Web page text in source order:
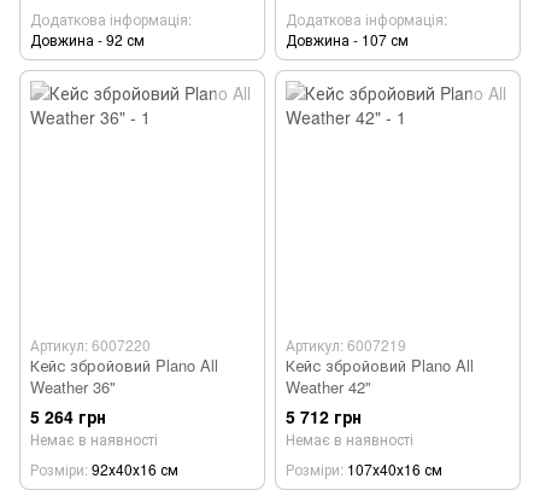
Додаткова інформація
Довжина - 92 см
Додаткова інформація
Довжина - 107 см
Артикул: 6007220
Кейс збройовий Plano All
Weather 36"
5 264 грн
Немає в наявності
Розміри 92х40х16 см
Артикул: 6007219
Кейс збройовий Plano All
Weather 42"
5 712 грн
Немає в наявності
Розміри 107х40х16 см